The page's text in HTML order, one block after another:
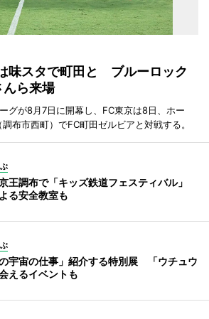
味スタで町田と ブルーロック
んら来場
グが8月7日に開幕し、FC東京は8日、ホー
布市西町）でFC町田ゼルビアと対戦する。
王調布で「キッズ鉄道フェスティバル」
る安全教室も
の宇宙の仕事」紹介する特別展 「ウチュウ
えるイベントも